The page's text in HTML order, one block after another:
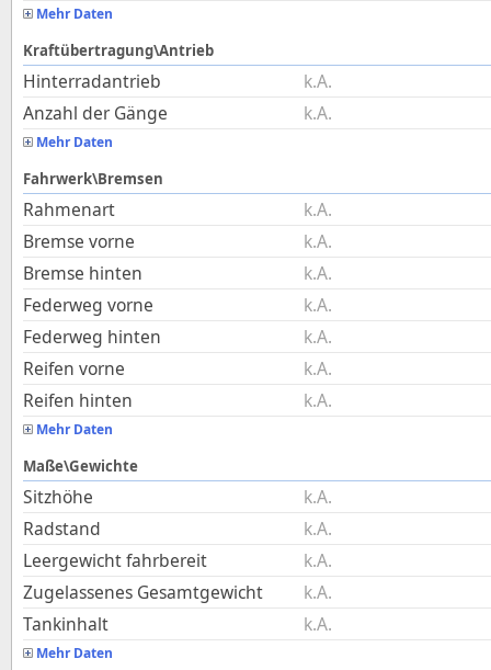
Mehr Daten
Kraftübertragung\Antrieb
Hinterradantrieb
k.A.
Anzahl der Gänge
k.A.
Mehr Daten
Fahrwerk\Bremsen
Rahmenart
k.A.
Bremse vorne
k.A.
Bremse hinten
k.A.
Federweg vorne
k.A.
Federweg hinten
k.A.
Reifen vorne
k.A.
Reifen hinten
k.A.
Mehr Daten
Maße\Gewichte
Sitzhöhe
k.A.
Radstand
k.A.
Leergewicht fahrbereit
k.A.
Zugelassenes Gesamtgewicht
k.A.
Tankinhalt
k.A.
Mehr Daten